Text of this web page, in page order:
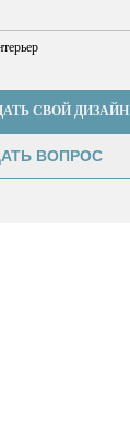
СВОЙ ДИЗАЙН
ВОПРОС